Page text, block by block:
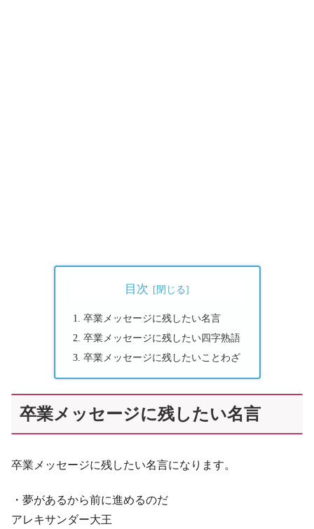
目次
卒業メッセージに残したい名言
卒業メッセージに残したい四字熟語
卒業メッセージに残したいことわざ
卒業メッセージに残したい名言
卒業メッセージに残したい名言になります。
・夢があるから前に進めるのだ
アレキサンダー大王